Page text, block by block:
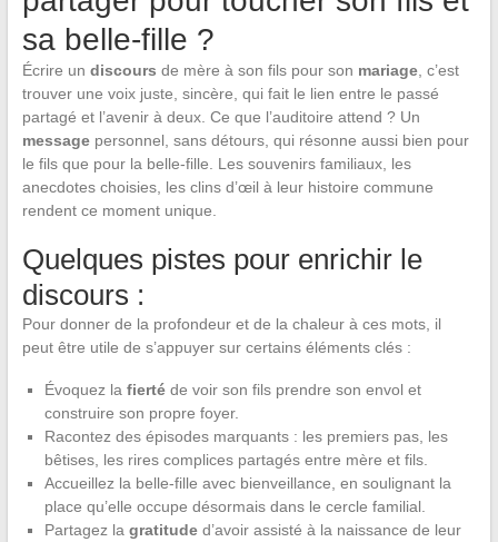
sa belle-fille ?
Écrire un discours de mère à son fils pour son mariage, c’est
trouver une voix juste, sincère, qui fait le lien entre le passé
partagé et l’avenir à deux. Ce que l’auditoire attend ? Un
messagepersonnel, sans détours, qui résonne aussi bien pour
le fils que pour la belle-fille. Les souvenirs familiaux, les
anecdotes choisies, les clins d’œil à leur histoire commune
rendent ce moment unique.
Quelques pistes pour enrichir le
discours :
Pour donner de la profondeur et de la chaleur à ces mots, il
peut être utile de s’appuyer sur certains éléments clés :
Évoquez la fiertéde voir son fils prendre son envol et
construire son propre foyer.
Racontez des épisodes marquants : les premiers pas, les
bêtises, les rires complices partagés entre mère et fils.
Accueillez la belle-fille avec bienveillance, en soulignant la
place qu’elle occupe désormais dans le cercle familial.
Partagez la gratituded’avoir assisté à la naissance de leur